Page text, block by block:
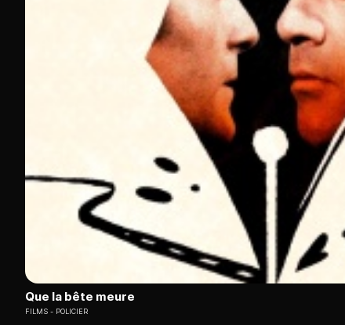
Que la bête meure
FILMS POLICIER